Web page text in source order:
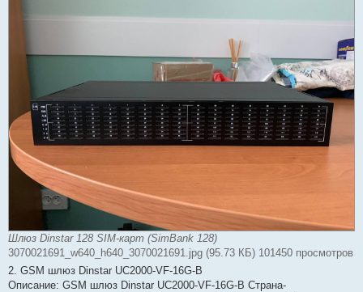
Шлюз Dinstar 128 SIM-карт (SimBank 128)
3070021691_w640_h640_3070021691.jpg (95.73 КБ) 101450 просмотров
2. GSM шлюз Dinstar UC2000-VF-16G-B
Описание: GSM шлюз Dinstar UC2000-VF-16G-B Страна-